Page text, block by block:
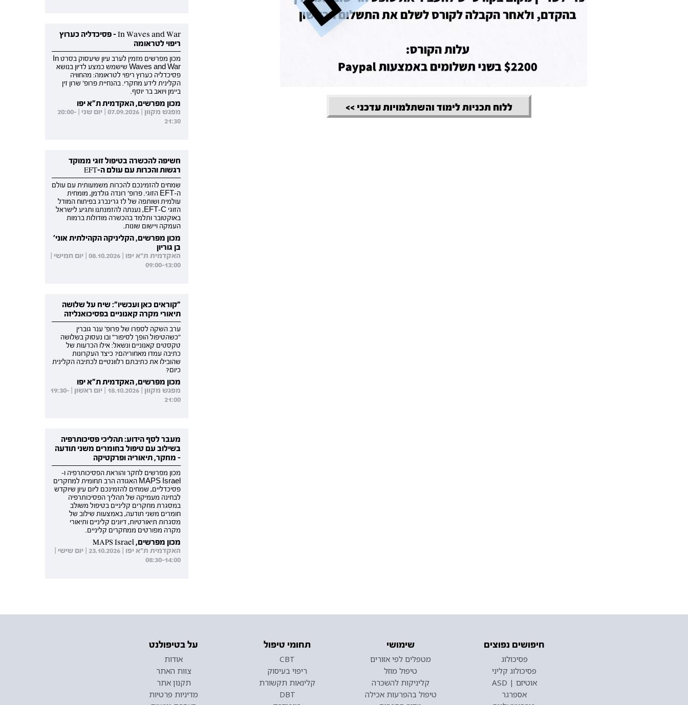
ללוח תכניות לימוד והשתלמויות עדכני >>
In Waves and War - פסיכדליה כערוץ
ריפוי לטראומה
מכון מפרשים מזמין לערב עיון שיעסוק בסרט In
Waves and War שישמש כמצע לדיון בנושא
פסיכדליה כערוץ ריפוי לטראומה: מהחוויה
הקלינית לידע מחקרי. בהנחיית פרופ' שרון זין
ביימן ויואב בר יוסף.
מכון מפרשים, האקדמית ת"א יפו
מפגש מקוון | 07.09.2026 | יום שני | 20:00-
21:30
חשיפה להכשרה בטיפול זוגי ממוקד
רגשות והכרות עם עולם ה-EFT
שמחים להזמינכם להכרות משמעותית עם עולם
ה-EFT הזוגי. פרופ' רונדה גולדמן, מומחית
עולמית ושותפה של לז גרינברג בפיתוח המודל
הזוגי EFT-C, נענתה להזמנתנו ותגיע לישראל
באוקטובר ותלמד בהכשרה מודולות ברמות
העמקה ויישום שונות.
מכון מפרשים, הקליניקה הקהילתית אוני'
בן גוריון
האקדמית ת"א יפו | 08.10.2026 | יום חמישי |
09:00-13:00
"קוראים כאן ועכשיו": שיח על שלושה
תיאורי מקרה קאנוניים בפסיכואנליזה
ערב השקה לספרו של פרופ' ענר גוברין
"כשהטיפול הופך לסיפור" ובו נעסוק בשלושה
טקסטים קאנוניים ונשאל: אילו הכרעות של
כתיבה עמדו מאחוריהם? כיצד העקרונות
שהובילו את כתיבתם רלוונטיים לכתיבה הקלינית
כיום?
מכון מפרשים, האקדמית ת"א יפו
מפגש מקוון | 18.10.2026 | יום ראשון | 19:30-
21:00
מעבר לסף הידוע: תהליכי פסיכותרפיה
בשילוב עם טיפול בחומרים משני תודעה
- מחקר, תיאוריה ופרקטיקה
מכון מפרשים לחקר והוראת הפסיכותרפיה ו-
MAPS Israel האגודה הרב תחומית למחקרים
פסיכדליים, שמחים להזמינכם ליום עיון שיוקדש
לבחינה מעמיקה של תהליך הפסיכותרפיה
במסגרת מחקרים קליניים בטיפול משולב
חומרים משני תודעה, באמצעות שילוב של
מסגרות תיאורטיות, דיונים קליניים ותיאורי
מקרה מפורטים ממחקרים קליניים.
מכון מפרשים, MAPS Israel
האקדמית ת"א יפו | 23.10.2026 | יום שישי |
08:30-14:00
חיפושים נפוצים
פסיכולוג
פסיכולוג קליני
אוטיזם | ASD
אספרגר
שימושי
מטפלים לפי אזורים
טיפול מוזל
קליניקות להשכרה
טיפול בהפרעות אכילה
תחומי טיפול
CBT
ריפוי בעיסוק
קלינאות תקשורת
DBT
על בטיפולנט
אודות
צוות האתר
תקנון אתר
מדיניות פרטיות